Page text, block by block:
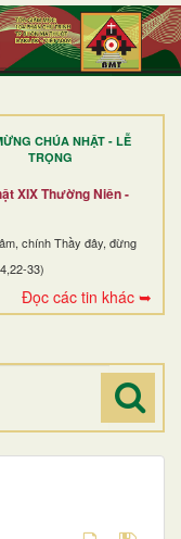
CHÚA NHẬT - LỄ
TRỌNG
XIX Thường Niên -
chính Thầy đây, đừng
33)
Đọc các tin khác ➥